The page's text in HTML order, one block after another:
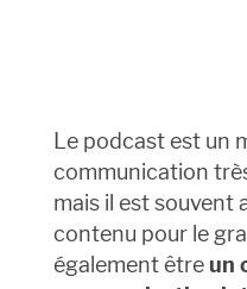
Le podcast est un
communication
mais il est souvent
contenu pour le
également être un